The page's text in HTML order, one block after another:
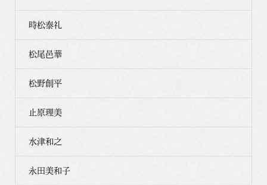
時松泰礼
松尾邑華
松野創平
止原理美
水津和之
永田美和子